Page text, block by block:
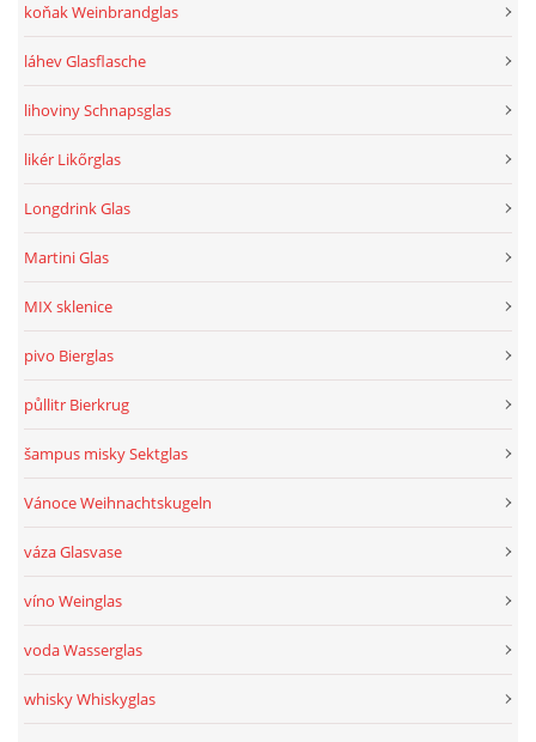
koňak Weinbrandglas
láhev Glasflasche
lihoviny Schnapsglas
likér Likőrglas
Longdrink Glas
Martini Glas
MIX sklenice
pivo Bierglas
půllitr Bierkrug
šampus misky Sektglas
Vánoce Weihnachtskugeln
váza Glasvase
víno Weinglas
voda Wasserglas
whisky Whiskyglas